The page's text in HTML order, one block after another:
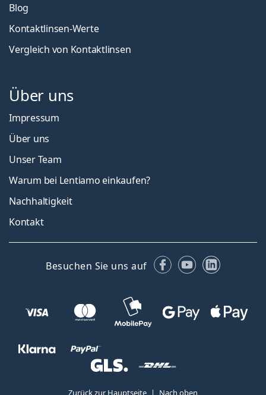
Blog
Kontaktlinsen-Werte
Vergleich von Kontaktlinsen
Über uns
Impressum
Über uns
Unser Team
Warum bei Lentiamo einkaufen?
Nachhaltigkeit
Kontakt
Besuchen Sie uns auf Facebook
YouTubeLinkedIn
Zurück zur Hauptseite Nach oben